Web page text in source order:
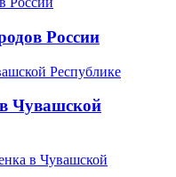
России
Чувашской